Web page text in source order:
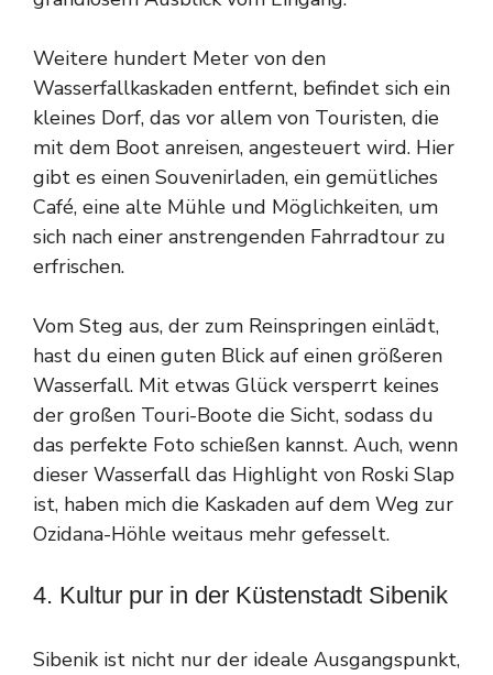
Weitere hundert Meter von den
Wasserfallkaskaden entfernt, befindet sich ein
kleines Dorf, das vor allem von Touristen, die
mit dem Boot anreisen, angesteuert wird. Hier
gibt es einen Souvenirladen, ein gemütliches
Café, eine alte Mühle und Möglichkeiten, um
sich nach einer anstrengenden Fahrradtour zu
erfrischen.
Vom Steg aus, der zum Reinspringen einlädt,
hast du einen guten Blick auf einen größeren
Wasserfall. Mit etwas Glück versperrt keines
der großen Touri-Boote die Sicht, sodass du
das perfekte Foto schießen kannst. Auch, wenn
dieser Wasserfall das Highlight von Roski Slap
ist, haben mich die Kaskaden auf dem Weg zur
Ozidana-Höhle weitaus mehr gefesselt.
4. Kultur pur in der Küstenstadt Sibenik
Sibenik ist nicht nur der ideale Ausgangspunkt,